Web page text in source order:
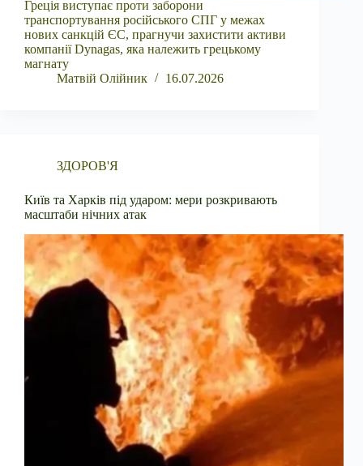
Греція виступає проти заборони
транспортування російського СПГ у межах
нових санкцій ЄС, прагнучи захистити активи
компанії Dynagas, яка належить грецькому
магнату
Матвій Олійник
16.07.2026
ЗДОРОВ'Я
Київ та Харків під ударом: мери розкривають
масштаби нічних атак